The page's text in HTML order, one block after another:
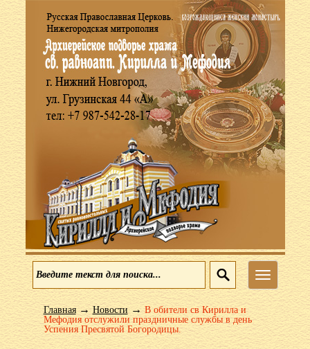
Меню
Главная→Новости→В обители св Кирилла и
Мефодия отслужили праздничные службы в день
Успения Пресвятой Богородицы.